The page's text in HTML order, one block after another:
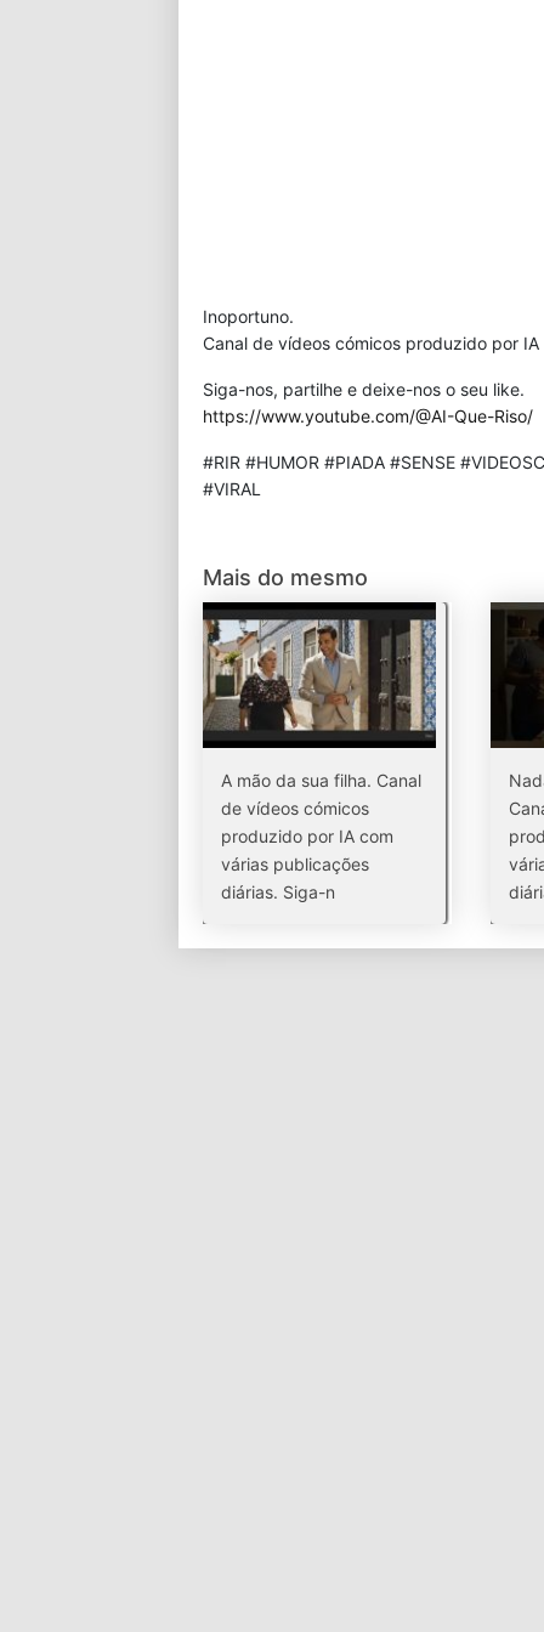
Inoportuno.
Canal de vídeos cómicos produzido por
Siga-nos, partilhe e deixe-nos o seu like.
https://www.youtube.com/@AI-Que-Riso/
#RIR #HUMOR #PIADA #SENSE
#VIRAL
Mais do mesmo
A mão da sua filha. Canal
de vídeos cómicos
produzido por IA com
várias publicações
diárias. Siga-n